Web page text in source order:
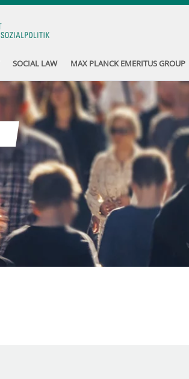
SOCIAL LAW MAX PLANCK EMERITUS GROUP